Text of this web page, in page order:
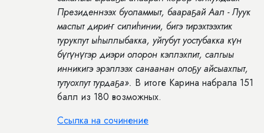
Президеннээх буоламмыт, баараҕай Аал - Луук
маспыт дириҥ силиhинии, бигэ тирэхтээхтик
турукпут ыhыллыбакка, уйгубут уостубакка күн
бүгүнүгэр диэри олорон кэллэхпит, салгыы
инникигэ эрэллээх санаанан олоҕу айсыахпыт,
тутуохпут турдаҕа». В итоге Карина набрала 151
балл из 180 возможных.
Ссылка на сочинение